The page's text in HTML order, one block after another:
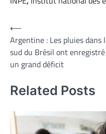
Navigation
de
l’article
⟵
Argentine : Les pluies dans
sud du Brésil ont enregistré
un grand déficit
Related Posts